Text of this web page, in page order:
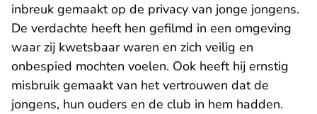
inbreuk gemaakt op de privacy van jonge jongens.
De verdachte heeft hen gefilmd in een omgeving
waar zij kwetsbaar waren en zich veilig en
onbespied mochten voelen. Ook heeft hij ernstig
misbruik gemaakt van het vertrouwen dat de
jongens, hun ouders en de club in hem hadden.